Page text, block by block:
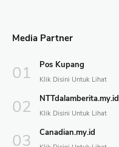
Media Partner
Pos Kupang
NTTdalamberita.my.id
Canadian.my.id